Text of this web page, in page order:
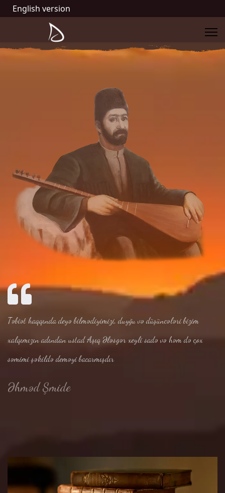
English version
Təbiət haqqında deyə bilmədiyimizi, duyğu və düşüncələri bizim
xalqımızın adından ustad Aşıq Ələsgər xeyli sadə və həm də çox
səmimi şəkildə deməyi bacarmışdır
Əhməd Şmide